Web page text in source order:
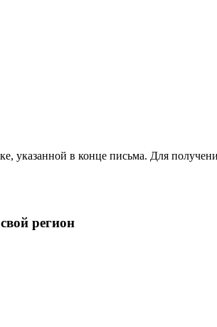
указанной в конце письма. Для
регион